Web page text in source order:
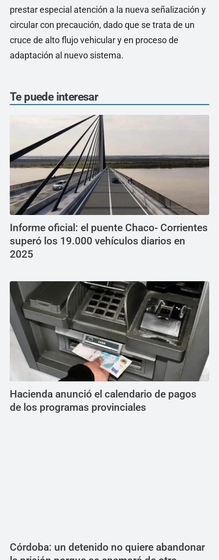
prestar especial atención a la nueva señalización y
circular con precaución, dado que se trata de un
cruce de alto flujo vehicular y en proceso de
adaptación al nuevo sistema.
Te puede interesar
Informe oficial: el puente Chaco- Corrientes
superó los 19.000 vehículos diarios en
2025
Hacienda anunció el calendario de pagos
de los programas provinciales
Córdoba: un detenido no quiere abandonar